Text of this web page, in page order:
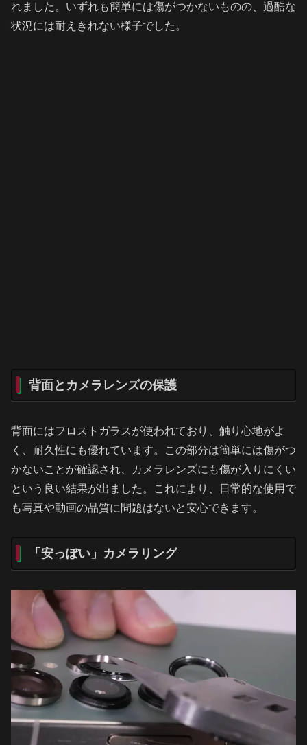
れました。いずれも簡単には傷がつかないものの、過酷な
状況には耐えきれない様子でした。
背面とカメラレンズの保護
背面にはフロストガラスが使われており、触り心地がよ
く、耐久性にも優れています。この部分は簡単には傷がつ
かないことが確認され、カメラレンズにも傷が入りにくい
という良い結果が出ました。これにより、日常的な使用で
も写真や動画の品質に問題はないと安心できます。
「安っぽい」カメラリング